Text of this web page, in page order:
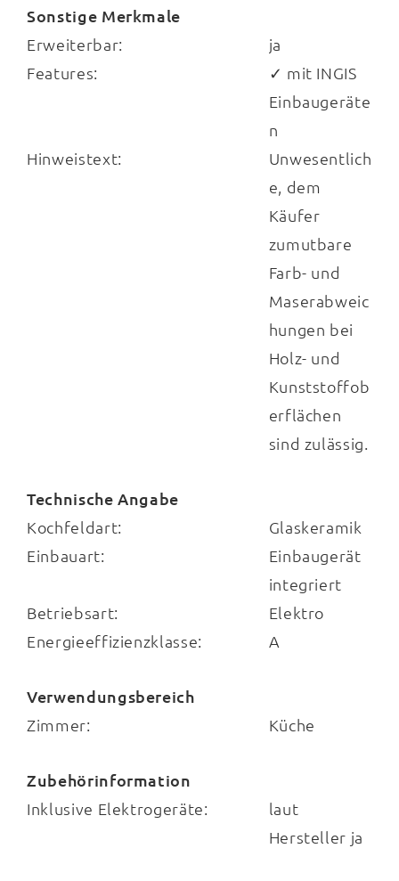
HKT604EU.
Edelstahl-
. Optional können Sie die Küche
Made in Germany
auch mit einem
praktischen Geschirrspüler erweitern.
Das individuell planbare Küchenprogramm
Sonstige Merkmale
Erweiterbar:
ja
Features:
✓ mit INGIS
Einbaugeräte
n
Hinweistext:
Unwesentlich
e, dem
Käufer
zumutbare
Farb- und
Maserabweic
hungen bei
Holz- und
Kunststoffob
erflächen
sind zulässig.
Technische Angabe
Kochfeldart:
Glaskeramik
Einbauart:
Einbaugerät
integriert
Betriebsart:
Elektro
Energieeffizienzklasse:
A
Verwendungsbereich
Zimmer:
Küche
Zubehörinformation
Inklusive Elektrogeräte:
laut
Hersteller ja